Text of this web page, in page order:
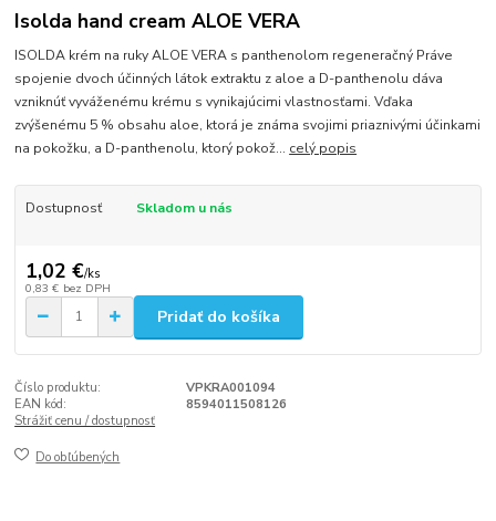
Isolda hand cream ALOE VERA
ISOLDA krém na ruky ALOE VERA s panthenolom regeneračný Práve
spojenie dvoch účinných látok extraktu z aloe a D-panthenolu dáva
vzniknúť vyváženému krému s vynikajúcimi vlastnosťami. Vďaka
zvýšenému 5 % obsahu aloe, ktorá je známa svojimi priaznivými účinkami
na pokožku, a D-panthenolu, ktorý pokož... celý popis
Dostupnosť Skladom u nás
1,02 €/ks
0,83 € bez DPH
Pridať do košíka
Číslo produktu:
VPKRA001094
EAN kód:
8594011508126
Strážiť cenu / dostupnosť
Do obľúbených